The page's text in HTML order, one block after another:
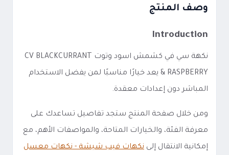
وصف المنتج
Introduction
نكهة سي في كشمش اسود وتوت CV BLACKCURRANT
& RASPBERRY يعد خيارًا مناسبًا لمن يفضل الاستخدام
المباشر دون إعدادات معقدة.
ومن خلال صفحة المنتج ستجد تفاصيل تساعدك على
معرفة الفئة، والخيارات المتاحة، والمواصفات الأهم، مع
إمكانية الانتقال إلى نكهات فيب شيشة - نكهات معسل